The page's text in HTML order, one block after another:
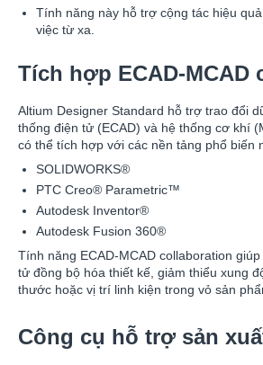
Tính năng này hỗ trợ cộng tác hiệu
việc từ xa.
Tích hợp ECAD-MCAD
Altium Designer Standard hỗ trợ trao đổi
thống điện tử (ECAD) và hệ thống cơ khí
có thể tích hợp với các nền tảng phổ biến
SOLIDWORKS®
PTC Creo® Parametric™
Autodesk Inventor®
Autodesk Fusion 360®
Tính năng ECAD-MCAD collaboration
tử đồng bộ hóa thiết kế, giảm thiểu xung
thước hoặc vị trí linh kiện trong vỏ sản
Công cụ hỗ trợ sản